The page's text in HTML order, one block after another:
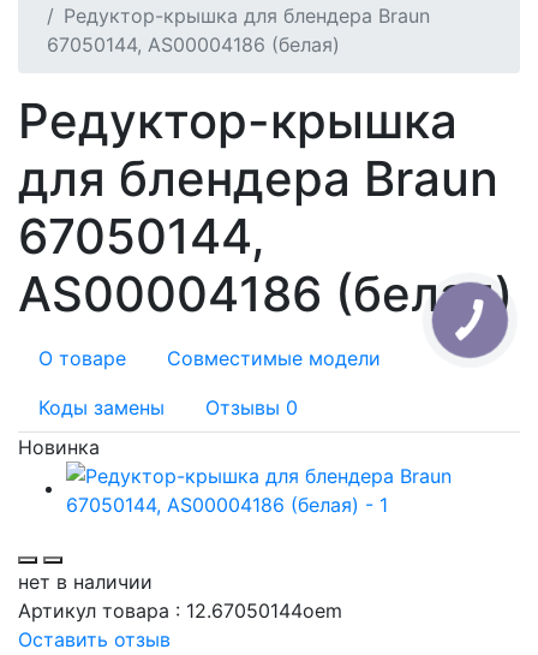
Редуктор-крышка для блендера Braun
67050144, AS00004186 (белая)
Редуктор-крышка
для блендера Braun
67050144,
AS00004186 (белая)
О товаре Совместимые модели
Коды замены Отзывы 0
Новинка
нет в наличии
Артикул товара : 12.67050144oem
Оставить отзыв